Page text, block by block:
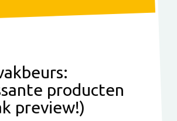
producten
preview!)